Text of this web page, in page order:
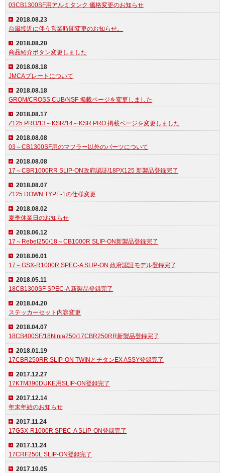
03CB1300SF用アルミタンク 価格変更のお知らせ
2018.08.23
台風接近に伴う営業時間変更のお知らせ。
2018.08.20
商品紹介ボタン変更しました
2018.08.18
JMCAプレートについて
2018.08.18
GROM/CROSS CUB/NSF 掲載ページを変更しました
2018.08.17
Z125 PRO/13～KSR/14～KSR PRO 掲載ページを変更しました
2018.08.08
03～CB1300SF用のマフラー以外のパーツについて
2018.08.08
17～CBR1000RR SLIP-ON政府認証/18PX125 新製品登録完了
2018.08.07
Z125 DOWN TYPE-1の仕様変更
2018.08.02
夏季休業日のお知らせ
2018.06.12
17～Rebel250/18～CB1000R SLIP-ON新製品登録完了
2018.06.01
17～GSX-R1000R SPEC-A SLIP-ON 政府認証モデル登録完了
2018.05.11
18CB1300SF SPEC-A 新製品登録完了
2018.04.20
ステッカーセット内容変更
2018.04.07
18CB400SF/18Ninja250/17CBR250RR新製品登録完了
2018.01.19
17CBR250RR SLIP-ON TWINとチタンEX ASSY登録完了
2017.12.27
17KTM390DUKE用SLIP-ON登録完了
2017.12.14
年末年始のお知らせ
2017.11.24
17GSX-R1000R SPEC-A SLIP-ON登録完了
2017.11.24
17CRF250L SLIP-ON登録完了
2017.10.05